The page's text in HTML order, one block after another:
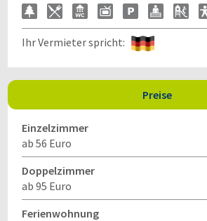
Ihr Vermieter spricht:
Preise
Einzelzimmer
ab 56 Euro
Doppelzimmer
ab 95 Euro
Ferienwohnung